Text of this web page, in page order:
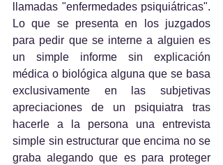
llamadas "enfermedades psiquiátricas".
Lo que se presenta en los juzgados
para pedir que se interne a alguien es
un simple informe sin explicación
médica o biológica alguna que se basa
exclusivamente en las subjetivas
apreciaciones de un psiquiatra tras
hacerle a la persona una entrevista
simple sin estructurar que encima no se
graba alegando que es para proteger